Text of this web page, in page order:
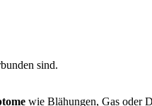
sind.
wie Blähungen, Gas oder